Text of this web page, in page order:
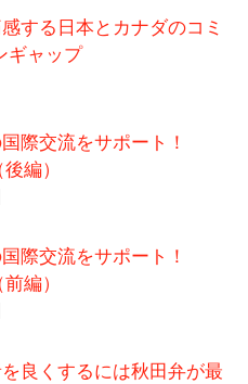
する日本とカナダのコミ
ギャップ
際交流をサポート！
編）
際交流をサポート！
編）
良くするには秋田弁が最